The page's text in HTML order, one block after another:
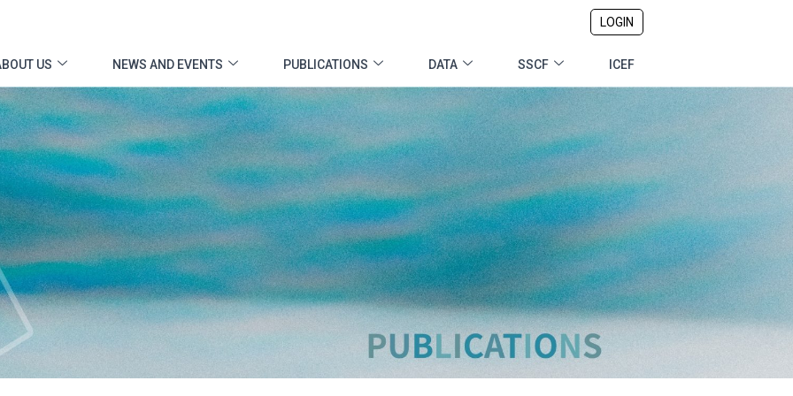
LOGIN
US NEWS AND EVENTS PUBLICATIONS DATA SSCF ICEF